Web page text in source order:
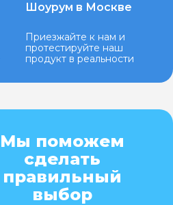
Шоурум в Москве
Приезжайте к нам и
протестируйте наш
продукт в реальности
Мы поможем
сделать
правильный
выбор